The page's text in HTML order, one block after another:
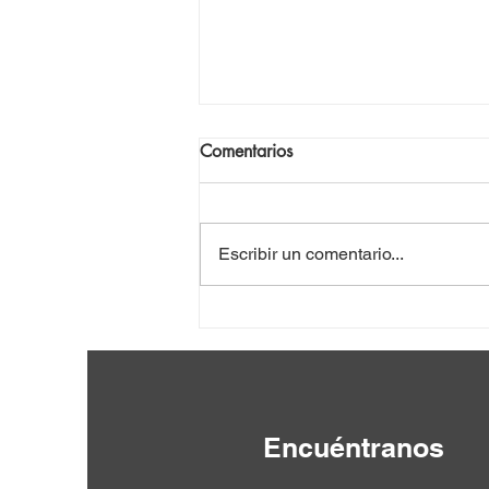
Brigada JRR
Comentarios
Escribir un comentario...
Encuéntranos